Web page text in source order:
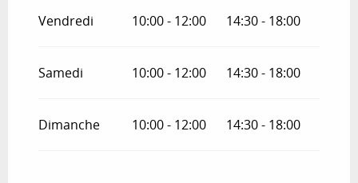
Vendredi 10:00 - 12:00 14:30 - 18:00
Samedi 10:00 - 12:00 14:30 - 18:00
Dimanche 10:00 - 12:00 14:30 - 18:00